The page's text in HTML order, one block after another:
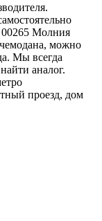
00265 Молния
можно
Мы всегда
аналог.
проезд, дом